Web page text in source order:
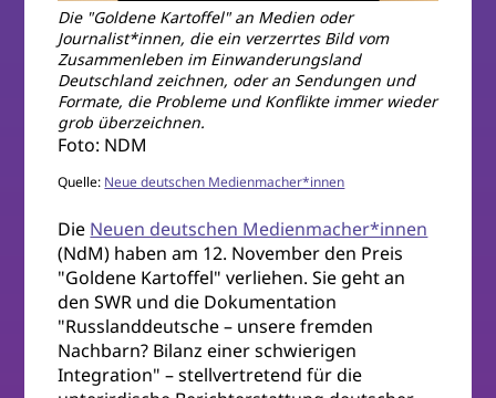
Die "Goldene Kartoffel" an Medien oder
Journalist*innen, die ein verzerrtes Bild vom
Zusammenleben im Einwanderungsland
Deutschland zeichnen, oder an Sendungen und
Formate, die Probleme und Konflikte immer wieder
grob überzeichnen.
Foto: NDM
Quelle: Neue deutschen Medienmacher*innen
Die Neuen deutschen Medienmacher*innen
(NdM) haben am 12. November den Preis
"Goldene Kartoffel" verliehen. Sie geht an
den SWR und die Dokumentation
"Russlanddeutsche – unsere fremden
Nachbarn? Bilanz einer schwierigen
Integration" – stellvertretend für die